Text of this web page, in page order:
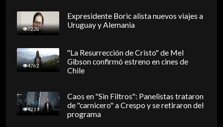
7228
Expresidente Boric alista nuevos viajes a
Uruguay y Alemania
4762
"La Resurrección de Cristo" de Mel
Gibson confirmó estreno en cines de
Chile
4219
Caos en "Sin Filtros": Panelistas trataron
de "carnicero" a Crespo y se retiraron del
programa